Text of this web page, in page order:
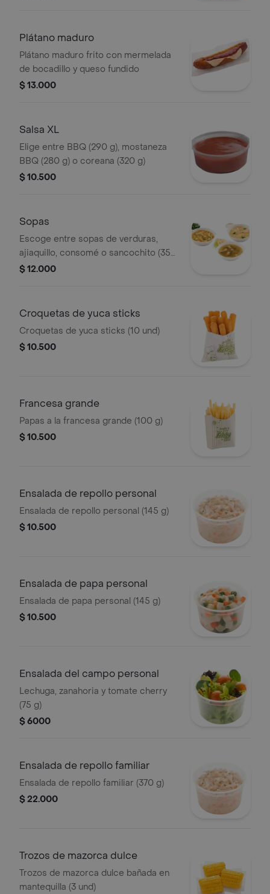
Plátano maduro
Plátano maduro frito con mermelada
de bocadillo y queso fundido
$ 13.000
Salsa XL
Elige entre BBQ (290 g), mostaneza
BBQ (280 g) o coreana (320 g)
$ 10.500
Sopas
Escoge entre sopas de verduras,
ajiaquillo, consomé o sancochito (350
g)
$ 12.000
Croquetas de yuca sticks
Croquetas de yuca sticks (10 und)
$ 10.500
Francesa grande
Papas a la francesa grande (100 g)
$ 10.500
Ensalada de repollo personal
Ensalada de repollo personal (145 g)
$ 10.500
Ensalada de papa personal
Ensalada de papa personal (145 g)
$ 10.500
Ensalada del campo personal
Lechuga, zanahoria y tomate cherry
(75 g)
$ 6000
Ensalada de repollo familiar
Ensalada de repollo familiar (370 g)
$ 22.000
Trozos de mazorca dulce
Trozos de mazorca dulce bañada en
mantequilla (3 und)